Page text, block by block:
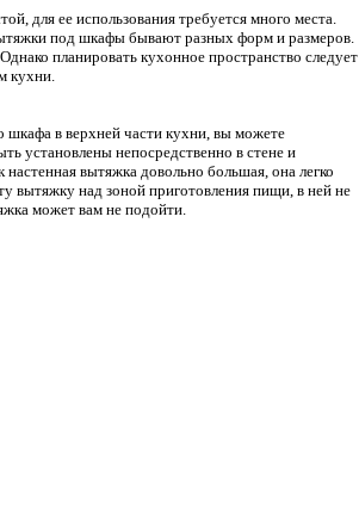
для ее использования требуется много места.
под шкафы бывают разных форм и размеров.
планировать кухонное пространство следует
кухни.
шкафа в верхней части кухни, вы можете
установлены непосредственно в стене и
вытяжка довольно большая, она легко
вытяжку над зоной приготовления пищи, в ней не
может вам не подойти.